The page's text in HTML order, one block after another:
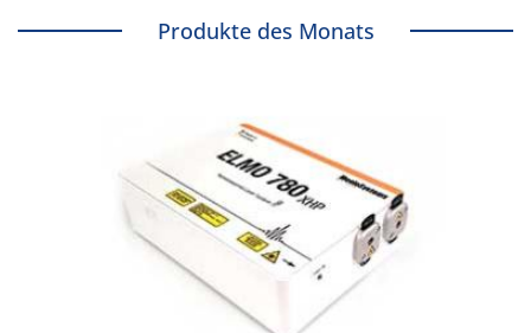
Produkte des Monats